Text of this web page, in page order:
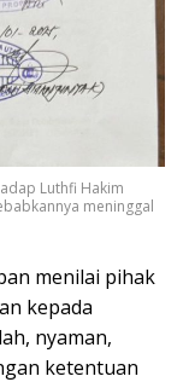
Luthfi Hakim
meninggal
menilai pihak
kepada
nyaman,
ketentuan